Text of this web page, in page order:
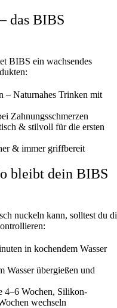
das BIBS
BIBS ein wachsendes
– Naturnahes Trinken mit
Zahnungsschmerzen
& stilvoll für die ersten
& immer griffbereit
bleibt dein BIBS
nuckeln kann, solltest du
in kochendem Wasser
Wasser übergießen und
4–6 Wochen, Silikon-
wechseln